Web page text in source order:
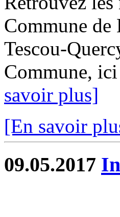
Commune de
Tescou-
Commune,
savoir plus]
[En savoir
09.05.2017